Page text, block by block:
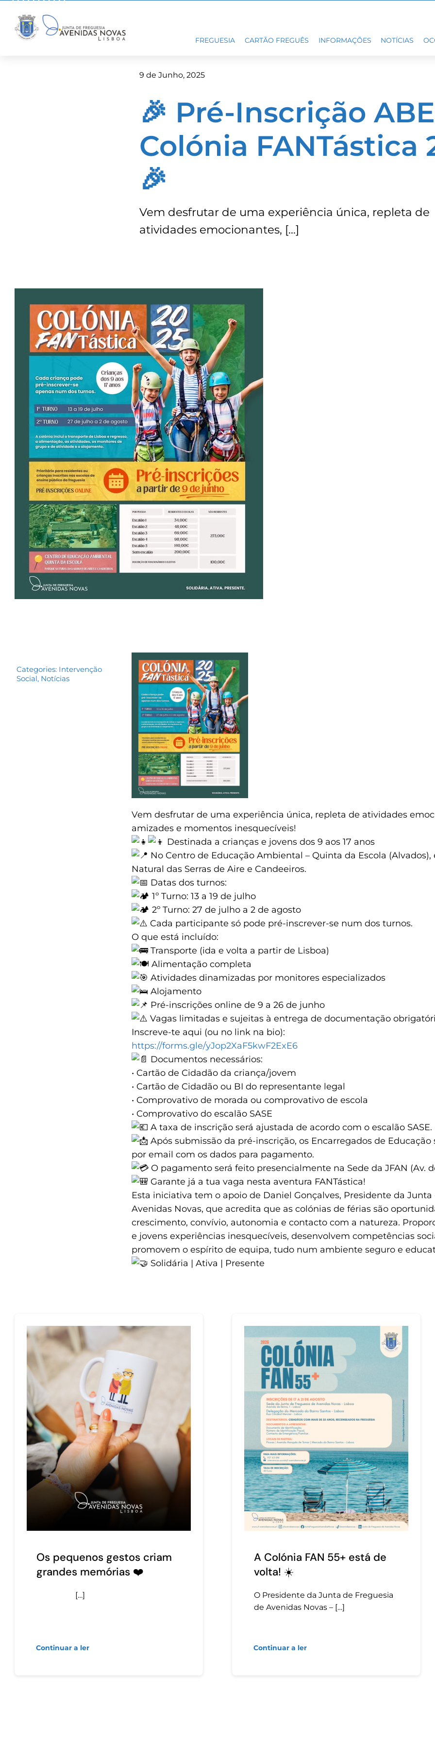
content
FREGUESIA CARTÃO FREGUÊS INFORMAÇÕES NOTÍCIAS
9 de Junho, 2025
🎉 Pré-Inscrição
Colónia FANTástica
🎉
Vem desfrutar de uma experiência única, repleta de
atividades emocionantes, […]
Categories: Intervenção
Social, Notícias
Vem desfrutar de uma experiência única, repleta de atividades
amizades e momentos inesquecíveis!
Destinada a crianças e jovens dos 9 aos 17 anos
No Centro de Educação Ambiental – Quinta da Escola
Natural das Serras de Aire e Candeeiros.
Datas dos turnos:
1º Turno: 13 a 19 de julho
2º Turno: 27 de julho a 2 de agosto
Cada participante só pode pré-inscrever-se num dos turnos.
O que está incluído:
Transporte (ida e volta a partir de Lisboa)
Alimentação completa
Atividades dinamizadas por monitores especializados
Alojamento
Pré-inscrições online de 9 a 26 de junho
Vagas limitadas e sujeitas à entrega de documentação
Inscreve-te aqui (ou no link na bio):
https://forms.gle/yJop2XaF5kwF2ExE6
Documentos necessários:
• Cartão de Cidadão da criança/jovem
• Cartão de Cidadão ou BI do representante legal
• Comprovativo de morada ou comprovativo de escola
• Comprovativo do escalão SASE
A taxa de inscrição será ajustada de acordo com o escalão SASE.
Após submissão da pré-inscrição, os Encarregados de
por email com os dados para pagamento.
O pagamento será feito presencialmente na Sede da JFAN (Av.
Garante já a tua vaga nesta aventura FANTástica!
Esta iniciativa tem o apoio de Daniel Gonçalves, Presidente da
Avenidas Novas, que acredita que as colónias de férias são
crescimento, convívio, autonomia e contacto com a natureza.
e jovens experiências inesquecíveis, desenvolvem competências
promovem o espírito de equipa, tudo num ambiente seguro e
Solidária | Ativa | Presente
Os pequenos gestos criam
grandes memórias ❤️
[…]
Continuar a ler
A Colónia FAN 55+ está de
volta! ☀️
O Presidente da Junta de Freguesia
de Avenidas Novas – […]
Continuar a ler